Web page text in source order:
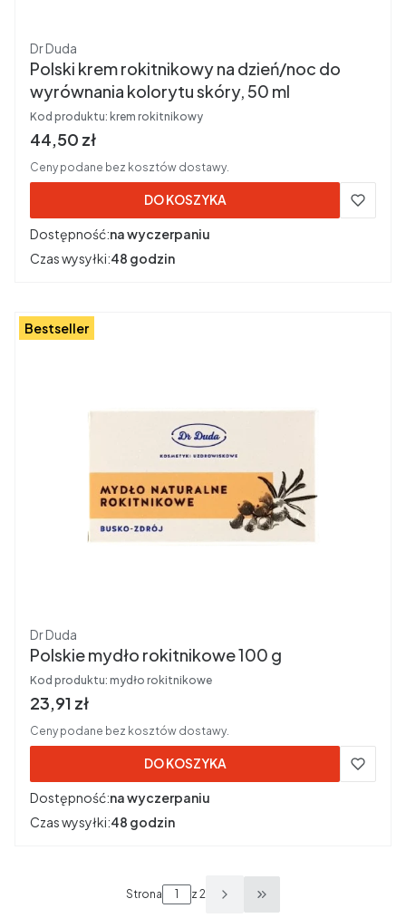
Producent
Dr Duda
Polski krem rokitnikowy na dzień/noc do
wyrównania kolorytu skóry, 50 ml
Kod produktu: krem rokitnikowy
Cena brutto
44,50 zł
Ceny podane bez kosztów dostawy.
DO KOSZYKA
Dostępność:na wyczerpaniu
Czas wysyłki:48 godzin
Bestseller
Producent
Dr Duda
Polskie mydło rokitnikowe 100 g
Kod produktu: mydło rokitnikowe
Cena brutto
23,91 zł
Ceny podane bez kosztów dostawy.
DO KOSZYKA
Dostępność:na wyczerpaniu
Czas wysyłki:48 godzin
Strona z 2 Przejdź do ostatniej